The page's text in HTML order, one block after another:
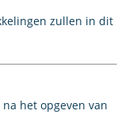
zullen in dit
het opgeven van